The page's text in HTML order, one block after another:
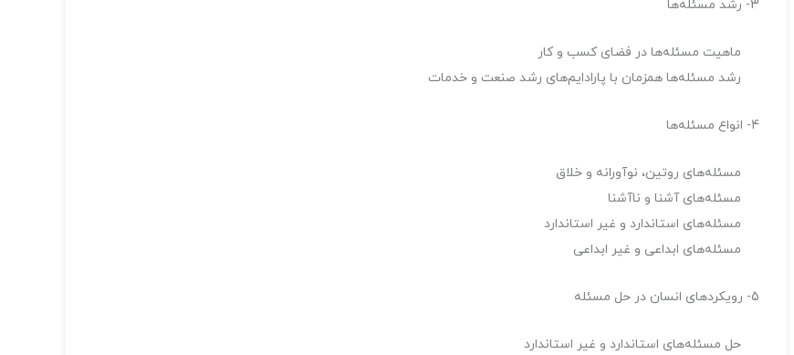
3- رشد مسئله‌ها
ماهیت مسئله‌ها در فضای کسب و کار
رشد مسئله‌ها همزمان با پارادایم‌های رشد صنعت و خدمات
4- انواع مسئله‌ها
مسئله‌های روتین، نوآورانه و خلاق
مسئله‌های آشنا و ناآشنا
مسئله‌های استاندارد و غیر استاندارد
مسئله‌های ابداعی و غیر ابداعی
5- رویکردهای انسان در حل مسئله
حل مسئله‌های استاندارد و غیر استاندارد